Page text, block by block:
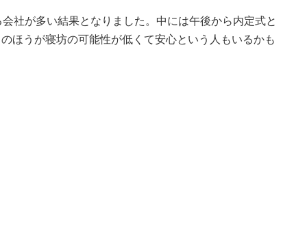
社が多い結果となりました。中には午後から内定式と
ほうが寝坊の可能性が低くて安心という人もいるかも